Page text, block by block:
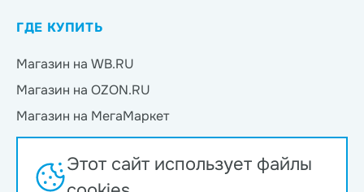
ГДЕ КУПИТЬ
Магазин на WB.RU
Магазин на OZON.RU
Магазин на МегаМаркет
Магазин на Яндекс.Маркет
Магазин на Магнит Маркет
Этот сайт использует файлы